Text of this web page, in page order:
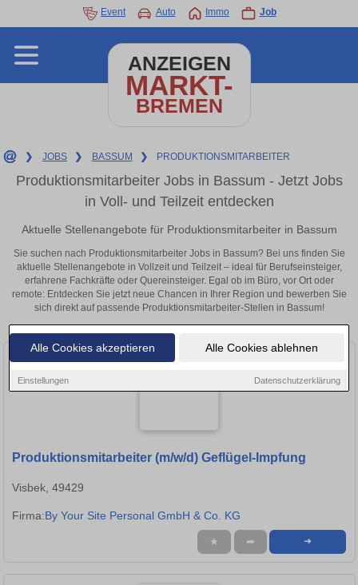
Alle Cookies akzeptieren Alle Cookies ablehnen
Einstellungen Datenschutzerklärung
Event Auto Immo Job
ANZEIGEN
MARKT-
BREMEN
❯ JOBS ❯ BASSUM ❯ PRODUKTIONSMITARBEITER
Produktionsmitarbeiter Jobs in Bassum - Jetzt Jobs
in Voll- und Teilzeit entdecken
Aktuelle Stellenangebote für Produktionsmitarbeiter in Bassum
Sie suchen nach Produktionsmitarbeiter Jobs in Bassum? Bei uns finden Sie
aktuelle Stellenangebote in Vollzeit und Teilzeit – ideal für Berufseinsteiger,
erfahrene Fachkräfte oder Quereinsteiger. Egal ob im Büro, vor Ort oder
remote: Entdecken Sie jetzt neue Chancen in Ihrer Region und bewerben Sie
sich direkt auf passende Produktionsmitarbeiter-Stellen in Bassum!
Produktionsmitarbeiter (m/w/d) Geflügel-Impfung
Visbek, 49429
Firma:By Your Site Personal GmbH & Co. KG
★ ➦ ➜